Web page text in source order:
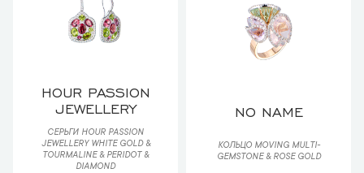
HOUR PASSION
JEWELLERY
СЕРЬГИ HOUR PASSION
JEWELLERY WHITE GOLD &
TOURMALINE & PERIDOT &
DIAMOND
NO NAME
КОЛЬЦО MOVING MULTI-
GEMSTONE & ROSE GOLD